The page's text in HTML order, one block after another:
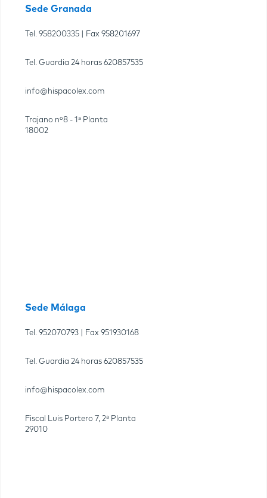
Sede Granada
Tel. 958200335 | Fax 958201697
Tel. Guardia 24 horas 620857535
info@hispacolex.com
Trajano nº8 - 1ª Planta
18002
Sede Málaga
Tel. 952070793 | Fax 951930168
Tel. Guardia 24 horas 620857535
info@hispacolex.com
Fiscal Luis Portero 7, 2ª Planta
29010